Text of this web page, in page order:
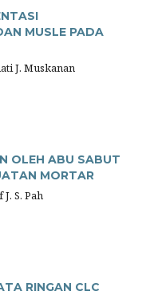
MUSLE PADA
J. Muskanan
OLEH ABU SABUT
MORTAR
S. Pah
RINGAN CLC